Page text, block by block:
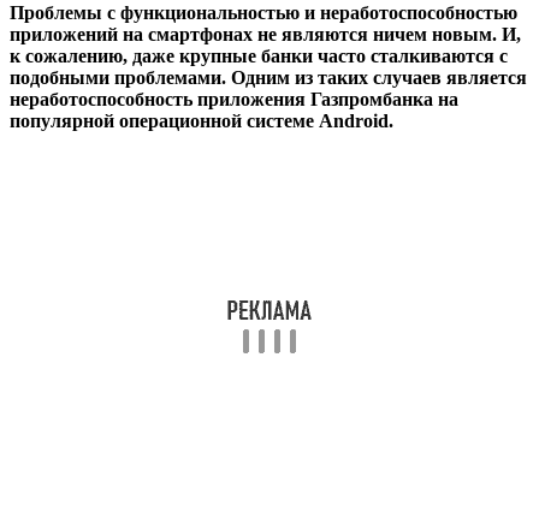
Проблемы с функциональностью и неработоспособностью
приложений на смартфонах не являются ничем новым. И,
к сожалению, даже крупные банки часто сталкиваются с
подобными проблемами. Одним из таких случаев является
неработоспособность приложения Газпромбанка на
популярной операционной системе Android.